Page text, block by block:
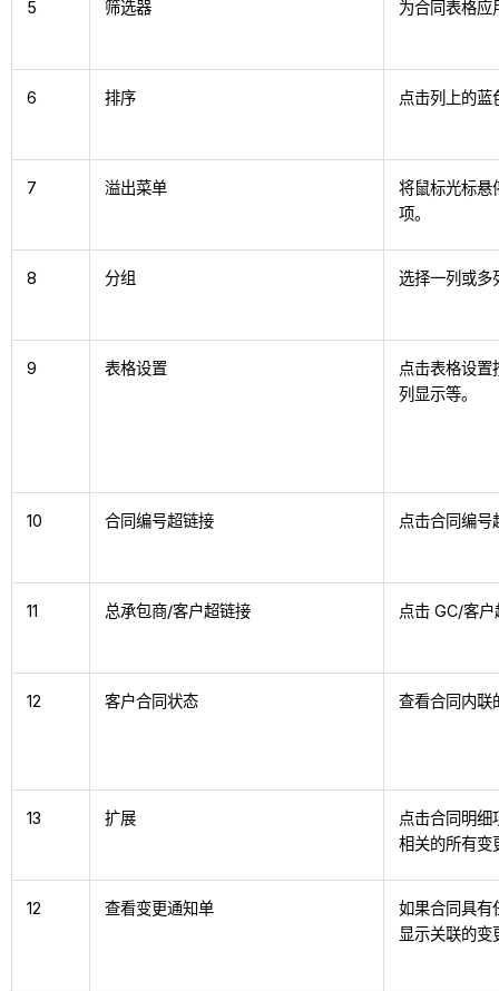
5 筛选器 为合同表格应
6 排序 点击列上的
7 溢出菜单
将鼠标光标悬
项。
8 分组 选择一列或多
9 表格设置
点击表格设
列显示等。
10 合同编号超链接 点击合同编
11 总承包商/客户超链接 点击 GC/客
12 客户合同状态 查看合同内联
13 扩展
点击合同明
相关的所有变
12 查看变更通知单
如果合同具有
显示关联的变